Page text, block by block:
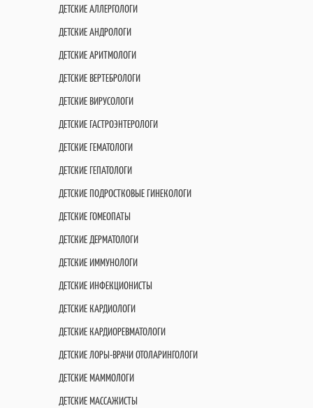
ДЕТСКИЕ АЛЛЕРГОЛОГИ
ДЕТСКИЕ АНДРОЛОГИ
ДЕТСКИЕ АРИТМОЛОГИ
ДЕТСКИЕ ВЕРТЕБРОЛОГИ
ДЕТСКИЕ ВИРУСОЛОГИ
ДЕТСКИЕ ГАСТРОЭНТЕРОЛОГИ
ДЕТСКИЕ ГЕМАТОЛОГИ
ДЕТСКИЕ ГЕПАТОЛОГИ
ДЕТСКИЕ ПОДРОСТКОВЫЕ ГИНЕКОЛОГИ
ДЕТСКИЕ ГОМЕОПАТЫ
ДЕТСКИЕ ДЕРМАТОЛОГИ
ДЕТСКИЕ ИММУНОЛОГИ
ДЕТСКИЕ ИНФЕКЦИОНИСТЫ
ДЕТСКИЕ КАРДИОЛОГИ
ДЕТСКИЕ КАРДИОРЕВМАТОЛОГИ
ДЕТСКИЕ ЛОРЫ-ВРАЧИ ОТОЛАРИНГОЛОГИ
ДЕТСКИЕ МАММОЛОГИ
ДЕТСКИЕ МАССАЖИСТЫ